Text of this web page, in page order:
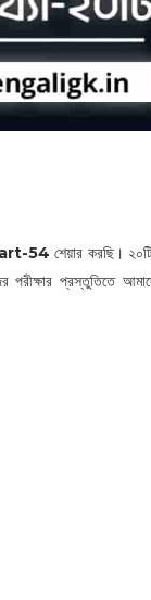
54 শেয়ার করছি।
পরীক্ষার প্রস্তুতিতে